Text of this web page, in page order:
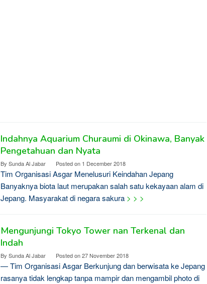
Indahnya Aquarium Churaumi di Okinawa, Banyak
Pengetahuan dan Nyata
By Sunda Al Jabar Posted on 1 December 2018
Tim Organisasi Asgar Menelusuri Keindahan Jepang
Banyaknya biota laut merupakan salah satu kekayaan alam di
Jepang. Masyarakat di negara sakura > > >
Mengunjungi Tokyo Tower nan Terkenal dan
Indah
By Sunda Al Jabar Posted on27 November 2018
— Tim Organisasi Asgar Berkunjung dan berwisata ke Jepang
rasanya tidak lengkap tanpa mampir dan mengambil photo di